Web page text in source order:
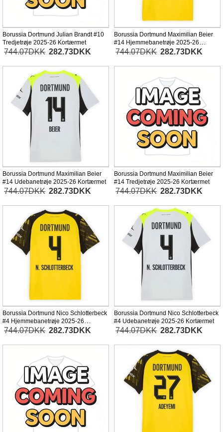
Borussia Dortmund Julian Brandt #10
Tredjetrøje 2025-26 Kortærmet
744.07DKK 282.73DKK
Borussia Dortmund Maximilian Beier
#14 Hjemmebanetrøje 2025-26
Kortærmet
744.07DKK 282.73DKK
Borussia Dortmund Maximilian Beier
#14 Udebanetrøje 2025-26 Kortærmet
744.07DKK 282.73DKK
Borussia Dortmund Maximilian Beier
#14 Tredjetrøje 2025-26 Kortærmet
744.07DKK 282.73DKK
Borussia Dortmund Nico Schlotterbeck
#4 Hjemmebanetrøje 2025-26
Kortærmet
744.07DKK 282.73DKK
Borussia Dortmund Nico Schlotterbeck
#4 Udebanetrøje 2025-26 Kortærmet
744.07DKK 282.73DKK